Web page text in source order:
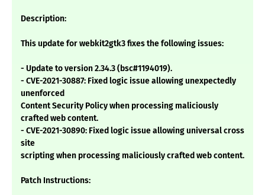
Description:
This update for webkit2gtk3 fixes the following issues:
- Update to version 2.34.3 (bsc#1194019).
- CVE-2021-30887: Fixed logic issue allowing unexpectedly
unenforced
Content Security Policy when processing maliciously
crafted web content.
- CVE-2021-30890: Fixed logic issue allowing universal cross
site
scripting when processing maliciously crafted web content.
Patch Instructions: